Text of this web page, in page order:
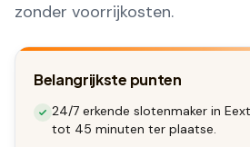
zonder voorrijkosten.
Belangrijkste punten
24/7 erkende slotenmaker in
tot 45 minuten ter plaatse.